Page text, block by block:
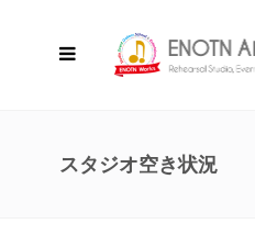
スタジオ空き状況